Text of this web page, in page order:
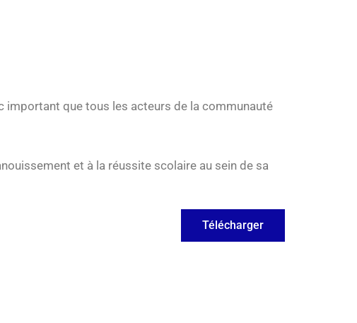
important que tous les acteurs de la communauté
et à la réussite scolaire au sein de sa
Télécharger